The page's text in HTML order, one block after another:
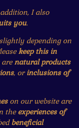
I also
you.
depending on
keep this in
arenatural products
, orinclusions of
on our website are
the experiences of
beneficial